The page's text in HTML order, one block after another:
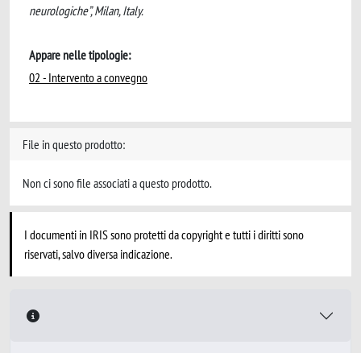
neurologiche”, Milan, Italy.
Appare nelle tipologie:
02 - Intervento a convegno
File in questo prodotto:
Non ci sono file associati a questo prodotto.
I documenti in IRIS sono protetti da copyright e tutti i diritti sono
riservati, salvo diversa indicazione.